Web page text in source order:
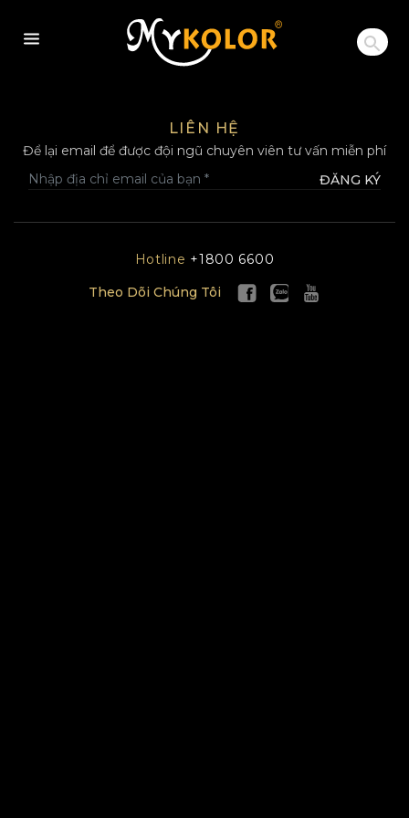
MYKOLOR
LIÊN HỆ
Để lại email để được đội ngũ chuyên viên tư vấn miễn phí
ĐĂNG KÝ
Hotline +1800 6600
Theo Dõi Chúng Tôi